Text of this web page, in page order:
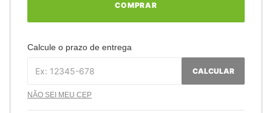
COMPRAR
Calcule o prazo de entrega
CALCULAR
NÃO SEI MEU CEP